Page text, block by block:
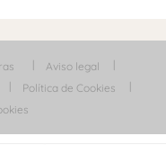
Aviso legal
Política de Cookies